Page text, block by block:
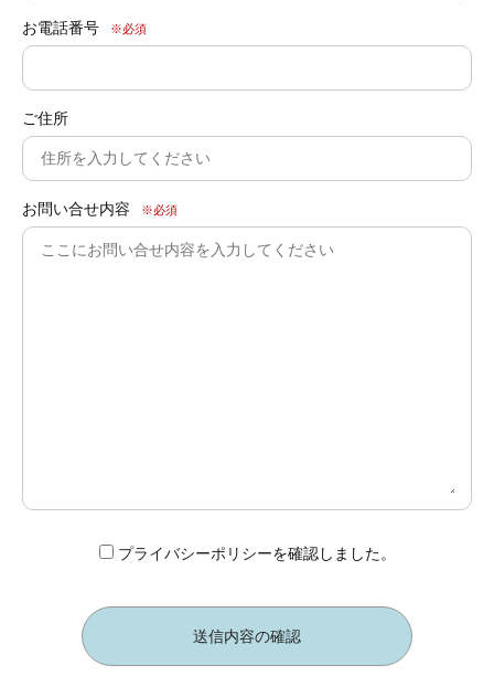
お電話番号 ※必須
ご住所
お問い合せ内容 ※必須
プライバシーポリシーを確認しました。